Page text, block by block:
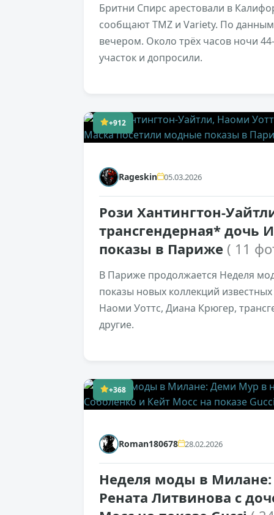
Бритни Спирс арестовали в
сообщают TMZ и Variety. По
вечером. Около трёх часов ночи
участок и допросили.
+912
Rageskin 05.03.2026
Рози Хантингтон-
трансгендерная* дочь
показы в Париже ( 11
В Париже продолжается Неделя
показы новых коллекций
Наоми Уоттс, Диана Крюгер,
другие.
+368
Roman180678 28.02.2026
Неделя моды в
Рената Литвинова с